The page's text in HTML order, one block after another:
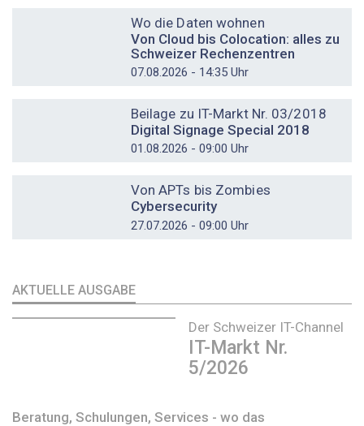
Wo die Daten wohnen
Von Cloud bis Colocation: alles zu
Schweizer Rechenzentren
07.08.2026 - 14:35 Uhr
Beilage zu IT-Markt Nr. 03/2018
Digital Signage Special 2018
01.08.2026 - 09:00 Uhr
Von APTs bis Zombies
Cybersecurity
27.07.2026 - 09:00 Uhr
AKTUELLE AUSGABE
Der Schweizer IT-Channel
IT-Markt Nr.
5/2026
Beratung, Schulungen, Services - wo das